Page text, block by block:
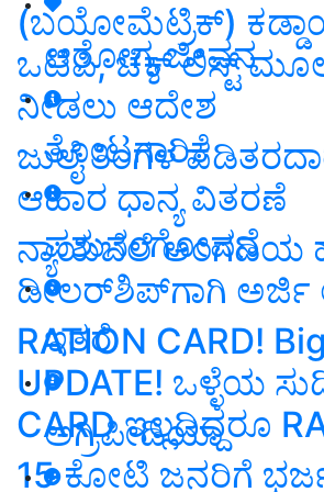
ಆರೋಗ್ಯ ಜೀವನ
ತೋಟಗಾರಿಕೆ
ಪಶುಸಂಗೋಪನೆ
ಇತರೆ
ಅಗ್ರಿಪೀಡಿಯಾ
(ಬಯೋಮೆಟ್ರಿಕ್)
ಒಟಿಪಿ, ಚೆಕ್ ಲಿಸ್ಟ್
ನೀಡಲು ಆದೇಶ
ಜುಲೈ ತಿಂಗಳ
ಆಹಾರ ಧಾನ್ಯ ವಿತರಣೆ
ನ್ಯಾಯಬೆಲೆ ಅಂಗಡಿಯ
ಡೀಲರ್‌ಶಿಪ್‌ಗಾಗಿ ಅರ್ಜಿ
RATION CARD! Big
UPDATE! ಒಳ್ಳೆಯ
CARD ಇಲ್ಲದಿದ್ದರೂ
15 ಕೋಟಿ ಜನರಿಗೆ